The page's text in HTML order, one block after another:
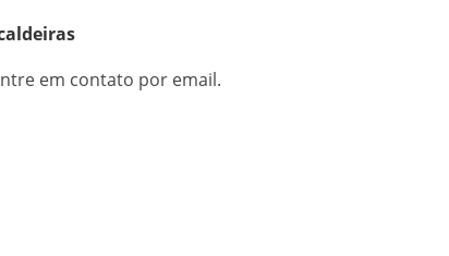
em contato por email.